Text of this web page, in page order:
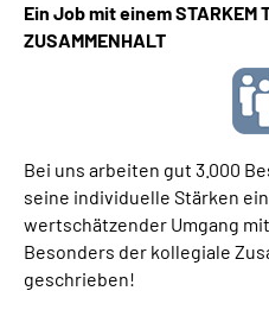
Ein Job mit einem STARKEM
ZUSAMMENHALT
Bei uns arbeiten gut 3.000
seine individuelle Stärken
wertschätzender Umgang
Besonders der kollegiale
geschrieben!